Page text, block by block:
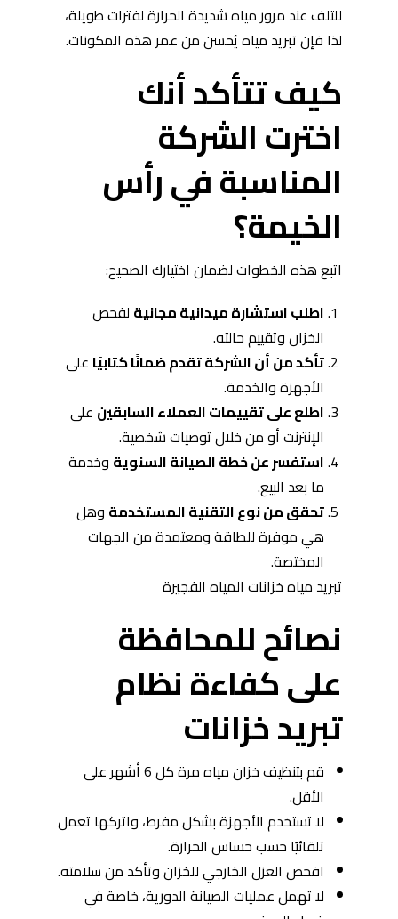
للتلف عند مرور مياه شديدة الحرارة لفترات طويلة،
لذا فإن تبريد مياه يُحسن من عمر هذه المكونات.
كيف تتأكد أنك
اخترت الشركة
المناسبة في رأس
الخيمة؟
اتبع هذه الخطوات لضمان اختيارك الصحيح:
اطلب استشارة ميدانية مجانية لفحص
الخزان وتقييم حالته.
تأكد من أن الشركة تقدم ضمانًا كتابيًا على
الأجهزة والخدمة.
اطلع على تقييمات العملاء السابقين على
الإنترنت أو من خلال توصيات شخصية.
استفسر عن خطة الصيانة السنوية وخدمة
ما بعد البيع.
تحقق من نوع التقنية المستخدمة وهل
هي موفرة للطاقة ومعتمدة من الجهات
المختصة.
تبريد مياه خزانات المياه الفجيرة
نصائح للمحافظة
على كفاءة نظام
تبريد خزانات
قم بتنظيف خزان مياه مرة كل 6 أشهر على
الأقل.
لا تستخدم الأجهزة بشكل مفرط، واتركها تعمل
تلقائيًا حسب حساس الحرارة.
افحص العزل الخارجي للخزان وتأكد من سلامته.
لا تهمل عمليات الصيانة الدورية، خاصة في